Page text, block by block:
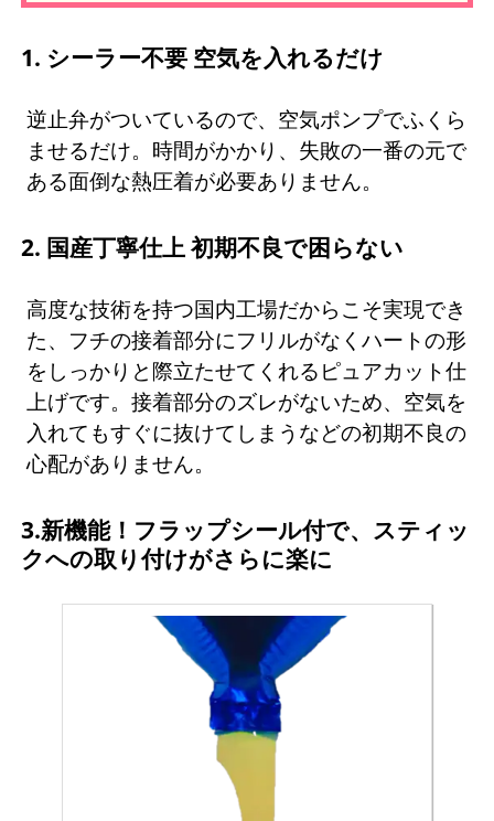
1. シーラー不要 空気を入れるだけ
逆止弁がついているので、空気ポンプでふくら
ませるだけ。時間がかかり、失敗の一番の元で
ある面倒な熱圧着が必要ありません。
2. 国産丁寧仕上 初期不良で困らない
高度な技術を持つ国内工場だからこそ実現でき
た、フチの接着部分にフリルがなくハートの形
をしっかりと際立たせてくれるピュアカット仕
上げです。接着部分のズレがないため、空気を
入れてもすぐに抜けてしまうなどの初期不良の
心配がありません。
3.新機能！フラップシール付で、スティッ
クへの取り付けがさらに楽に